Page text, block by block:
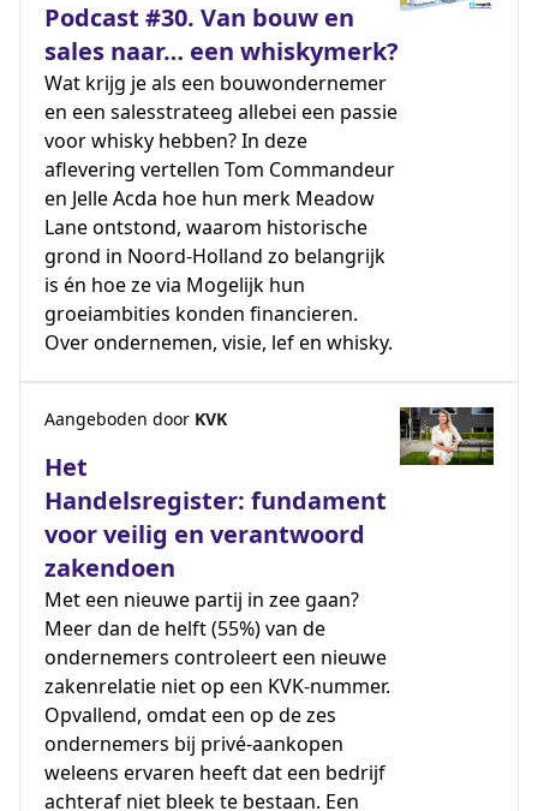
Podcast #30. Van bouw en
sales naar… een whiskymerk?
Wat krijg je als een bouwondernemer
en een salesstrateeg allebei een passie
voor whisky hebben? In deze
aflevering vertellen Tom Commandeur
en Jelle Acda hoe hun merk Meadow
Lane ontstond, waarom historische
grond in Noord-Holland zo belangrijk
is én hoe ze via Mogelijk hun
groeiambities konden financieren.
Over ondernemen, visie, lef en whisky.
Het
Handelsregister: fundament
voor veilig en verantwoord
zakendoen
Aangeboden door KVK
Met een nieuwe partij in zee gaan?
Meer dan de helft (55%) van de
ondernemers controleert een nieuwe
zakenrelatie niet op een KVK-nummer.
Opvallend, omdat een op de zes
ondernemers bij privé-aankopen
weleens ervaren heeft dat een bedrijf
achteraf niet bleek te bestaan. Een